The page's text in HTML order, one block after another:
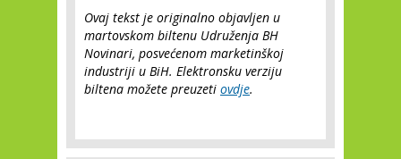
Ovaj tekst je originalno objavljen u
martovskom biltenu Udruženja BH
Novinari, posvećenom marketinškoj
industriji u BiH. Elektronsku verziju
biltena možete preuzeti ovdje.